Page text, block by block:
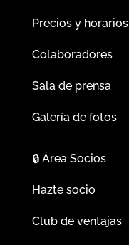
Precios y horarios
Colaboradores
Sala de prensa
Galería de fotos
🔒Área Socios
Hazte socio
Club de ventajas